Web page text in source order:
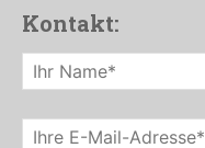
Kontakt: